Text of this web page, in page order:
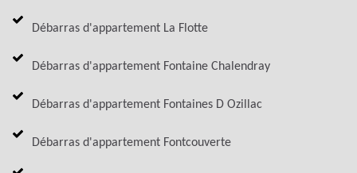
Débarras d'appartement La Flotte
Débarras d'appartement Fontaine Chalendray
Débarras d'appartement Fontaines D Ozillac
Débarras d'appartement Fontcouverte